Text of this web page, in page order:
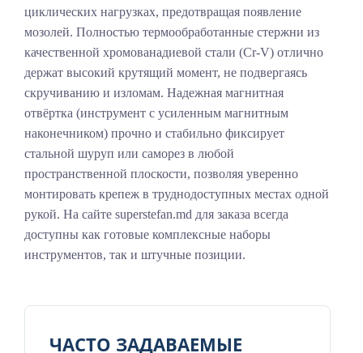
циклических нагрузках, предотвращая появление
мозолей. Полностью термообработанные стержни из
качественной хромованадиевой стали (Cr-V) отлично
держат высокий крутящий момент, не подвергаясь
скручиванию и изломам. Надежная магнитная
отвёртка (инструмент с усиленным магнитным
наконечником) прочно и стабильно фиксирует
стальной шуруп или саморез в любой
пространственной плоскости, позволяя уверенно
монтировать крепеж в труднодоступных местах одной
рукой. На сайте superstefan.md для заказа всегда
доступны как готовые комплексные наборы
инструментов, так и штучные позиции.
ЧАСТО ЗАДАВАЕМЫЕ